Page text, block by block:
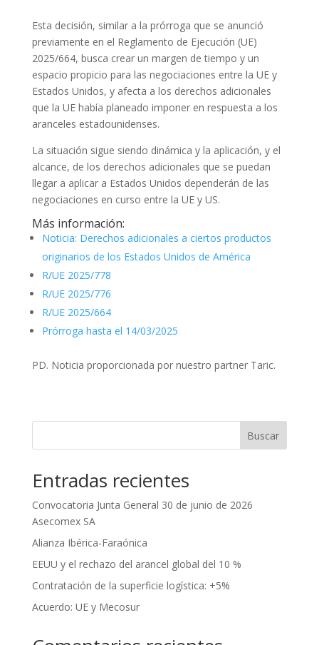
Esta decisión, similar a la prórroga que se anunció
previamente en el Reglamento de Ejecución (UE)
2025/664, busca crear un margen de tiempo y un
espacio propicio para las negociaciones entre la UE y
Estados Unidos, y afecta a los derechos adicionales
que la UE había planeado imponer en respuesta a los
aranceles estadounidenses.
La situación sigue siendo dinámica y la aplicación, y el
alcance, de los derechos adicionales que se puedan
llegar a aplicar a Estados Unidos dependerán de las
negociaciones en curso entre la UE y US.
Más información:
Noticia: Derechos adicionales a ciertos productos
originarios de los Estados Unidos de América
R/UE 2025/778
R/UE 2025/776
R/UE 2025/664
Prórroga hasta el 14/03/2025
PD. Noticia proporcionada por nuestro partner Taric.
Buscar
Entradas recientes
Convocatoria Junta General 30 de junio de 2026
Asecomex SA
Alianza Ibérica-Faraónica
EEUU y el rechazo del arancel global del 10 %
Contratación de la superficie logística: +5%
Acuerdo: UE y Mecosur